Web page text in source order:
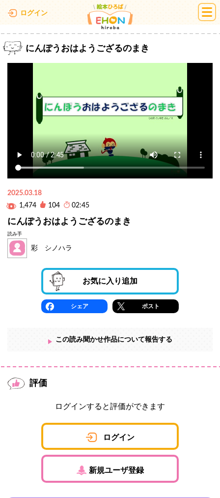
ログイン 絵本ひろば
にんぽうおはようござるのまき
2025.03.18
1,474
104 02:45
にんぽうおはようござるのまき
読み手
彩 シノハラ
お気に入り追加
シェア ポスト
この読み聞かせ作品について報告する
評価
ログインすると評価ができます
ログイン
新規ユーザ登録